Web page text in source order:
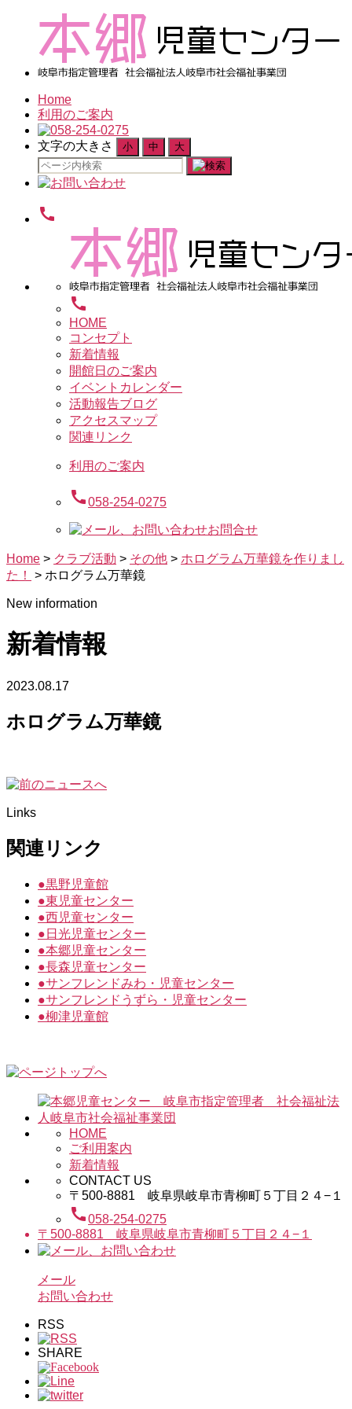
Home
利用のご案内
文字の大きさ 小 中 大
検
索
象:
call
call
HOME
コンセプト
新着情報
開館日のご案内
イベントカレンダー
活動報告ブログ
アクセスマップ
関連リンク
利用のご案内
call058-254-0275
お問合せ
Home > クラブ活動 > その他 > ホログラム万華鏡を作りまし
た！
> ホログラム万華鏡
New information
新着情報
2023.08.17
ホログラム万華鏡
Links
関連リンク
●黒野児童館
●東児童センター
●西児童センター
● 日光児童センター
●本郷児童センター
●長森児童センター
●サンフレンドみわ・児童センター
●サンフレンドうずら・児童センター
●柳津児童館
HOME
ご利用案内
新着情報
CONTACT US
〒500-8881 岐阜県岐阜市青柳町５丁目２４−１
call058-254-0275
〒500-8881 岐阜県岐阜市青柳町５丁目２４−１
メール
お問い合わせ
RSS
SHARE